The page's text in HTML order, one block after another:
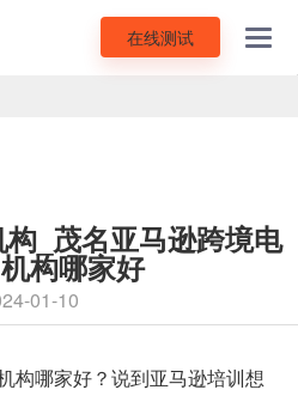
在线测试
_茂名亚马逊跨境电
构哪家好
01-10
构哪家好？说到亚马逊培训想